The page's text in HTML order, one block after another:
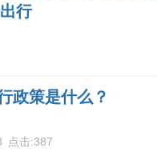
行
政策是什么？
点击:387